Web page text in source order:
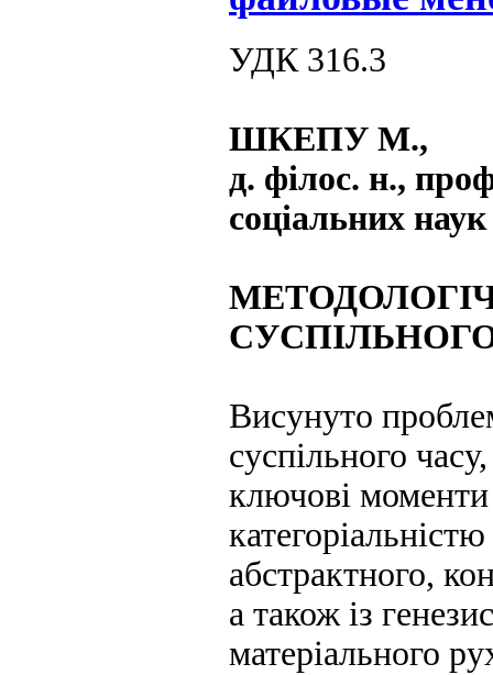
УДК 316.3
ШКЕПУ М.,
д. філос. н.,
соціальних
Висунуто
суспільного
ключові моменти
абстрактного,
а також із
матеріального